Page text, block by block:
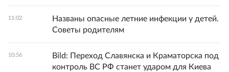
11:02
Названы опасные летние инфекции у детей.
Советы родителям
10:56
Bild: Переход Славянска и Краматорска под
контроль ВС РФ станет ударом для Киева